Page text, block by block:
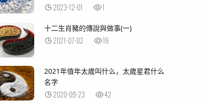
2023-12-01 1
十二生肖豬的傳說與做事(一)
2021-07-02 16
2021年值年太歲叫什么，太歲星君什么
名字
2020-09-23 42